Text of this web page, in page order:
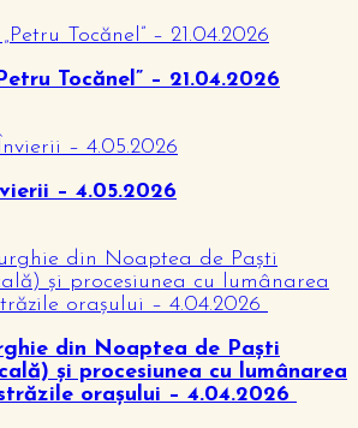
Tocănel” – 21.04.2026
– 4.05.2026
din Noaptea de Paști
și procesiunea cu lumânarea
orașului – 4.04.2026